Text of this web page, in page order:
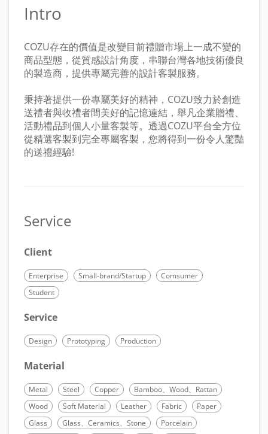
Intro
COZU存在的價值是改變目前禮贈市場上一成不變的
商品型態，從質感設計角度，串聯台灣各地技術優良
的製造商，提供專屬完善的設計客製服務。
秉持著提供一份專屬美好的精神，COZU致力於創造
送禮者與收禮者間美好的記憶連結，舉凡企業贈禮、
活動禮品到個人小量客製等。透過COZU平台全方位
從精選客製到完全專屬客製，您將得到一份令人驚豔
的送禮經驗!
Service
Client
Enterprise Small-brand/Startup
Comsumer
Student
Service
Design Prototyping Production
Material
Metal Steel Copper
Bamboo、Wood、Rattan
Wood
Soft Material Leather Fabric
Paper
Glass
Glass、Ceramics、Stone Porcelain